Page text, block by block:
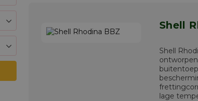
Shell
Shell
lage